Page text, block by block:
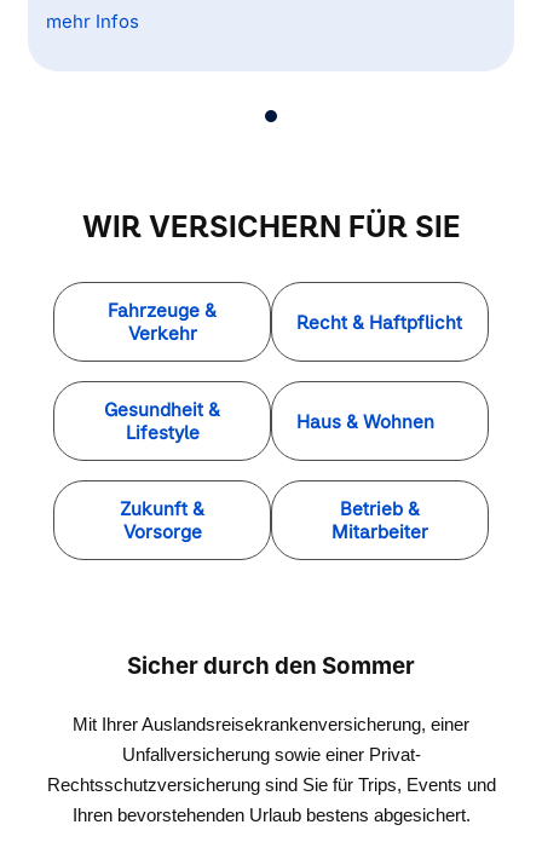
Ich berate Sie gerne in meinem Büro oder bei Ihnen zu
Viele Schadenfälle werden aufgrund der Sofortschaden-
Regulierungsvollmacht unkompliziert und abschließend
von mir bearbeitet.
Als Immobiliardarlehensvermittler berate ich Sie auch
gerne zur Finanzierung Ihrer Immobilie oder anderen
Kreditwünschen.
mehr Infos
WIR VERSICHERN FÜR SIE
Fahrzeuge &
Verkehr
Recht & Haftpflicht
Gesundheit &
Lifestyle
Haus & Wohnen
Zukunft &
Vorsorge
Betrieb &
Mitarbeiter
Sicher durch den Sommer
Mit Ihrer Auslandsreisekrankenversicherung, einer
Unfallversicherung sowie einer Privat-
Rechtsschutzversicherung sind Sie für Trips, Events und
Ihren bevorstehenden Urlaub bestens abgesichert.